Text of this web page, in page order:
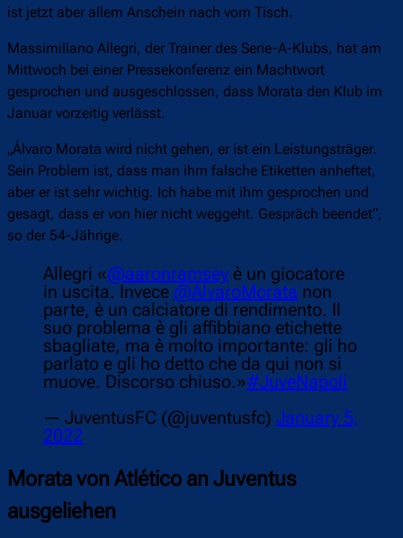
ist jetzt aber allem Anschein nach vom Tisch.
Massimiliano Allegri, der Trainer des Serie-A-Klubs, hat am
Mittwoch bei einer Pressekonferenz ein Machtwort
gesprochen und ausgeschlossen, dass Morata den Klub im
Januar vorzeitig verlässt.
„Álvaro Morata wird nicht gehen, er ist ein Leistungsträger.
Sein Problem ist, dass man ihm falsche Etiketten anheftet,
aber er ist sehr wichtig. Ich habe mit ihm gesprochen und
gesagt, dass er von hier nicht weggeht. Gespräch beendet“,
so der 54-Jährige.
Allegri «@aaronramsey è un giocatore
in uscita. Invece @AlvaroMorata non
parte, è un calciatore di rendimento. Il
suo problema è gli affibbiano etichette
sbagliate, ma è molto importante: gli ho
parlato e gli ho detto che da qui non si
muove. Discorso chiuso.»#JuveNapoli
— JuventusFC (@juventusfc) January 5,
2022
Morata von Atlético an Juventus
ausgeliehen